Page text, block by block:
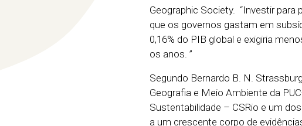
Geographic Society. “Investir
que os governos gastam em
0,16% do PIB global e exigiria
os anos. ”
Segundo Bernardo B. N.
Geografia e Meio Ambiente da
Sustentabilidade – CSRio e um
a um crescente corpo de